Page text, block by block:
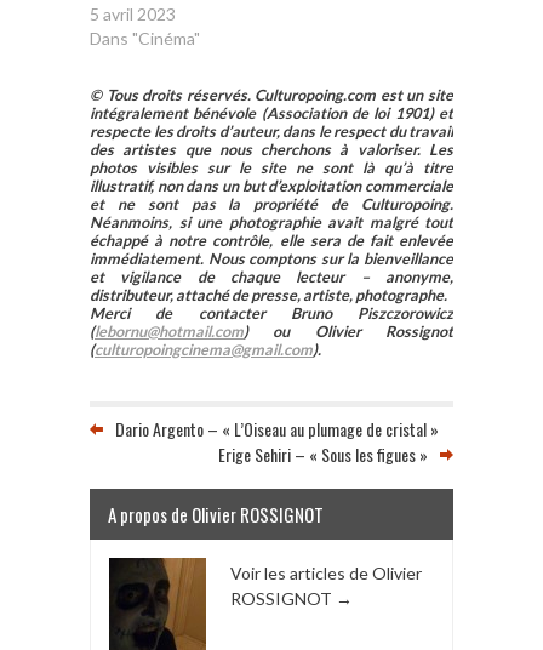
parcours d’une
femme dont
l’enfance a été
façonnée au
contact d’une
mère…
5 avril 2023
Dans "Cinéma"
© Tous droits réservés. Culturopoing.com est un site
intégralement bénévole (Association de loi 1901) et
respecte les droits d’auteur, dans le respect du travail
des artistes que nous cherchons à valoriser. Les
photos visibles sur le site ne sont là qu’à titre
illustratif, non dans un but d’exploitation commerciale
et ne sont pas la propriété de Culturopoing.
Néanmoins, si une photographie avait malgré tout
échappé à notre contrôle, elle sera de fait enlevée
immédiatement. Nous comptons sur la bienveillance
et vigilance de chaque lecteur – anonyme,
distributeur, attaché de presse, artiste, photographe.
Merci de contacter Bruno Piszczorowicz
(lebornu@hotmail.com) ou Olivier Rossignot
(culturopoingcinema@gmail.com).
Dario Argento – « L’Oiseau au plumage de cristal »
Erige Sehiri – « Sous les figues »
A propos de Olivier ROSSIGNOT
Voir les articles de Olivier
ROSSIGNOT →